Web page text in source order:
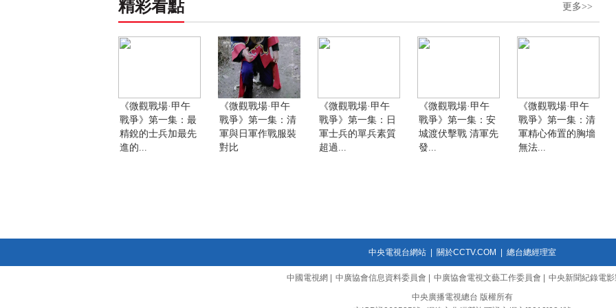
精彩看點 更多>>
《微觀戰場·甲午
戰爭》第一集：最
精銳的士兵加最先
進的...
《微觀戰場·甲午
戰爭》第一集：清
軍與日軍作戰服裝
對比
《微觀戰場·甲午
戰爭》第一集：日
軍士兵的單兵素質
超過...
《微觀戰場·甲午
戰爭》第一集：安
城渡伏擊戰 清軍先
發...
《微觀戰場·甲午
戰爭》第一集：清
軍精心佈置的胸墻
無法...
中央電視台網站| 關於CCTV.COM 總台總經理室
中國電視網 中廣協會信息資料委員會 中廣協會電視文藝工作委員會
中央新聞紀錄電
中央廣播電視總台 版權所有